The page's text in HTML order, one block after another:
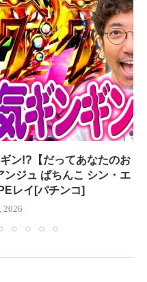
ン!?【だってあなたのお
ジュ ぱちんこ シン・エ
レイ[パチンコ]
2026